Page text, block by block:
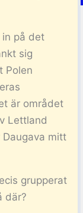
in på det
sig
Polen
är området
Lettland
Daugava mitt
grupperat
där?